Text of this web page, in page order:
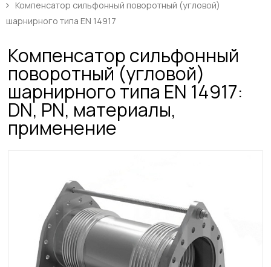
Компенсатор сильфонный поворотный (угловой)
шарнирного типа EN 14917
Компенсатор сильфонный
поворотный (угловой)
шарнирного типа EN 14917:
DN, PN, материалы,
применение